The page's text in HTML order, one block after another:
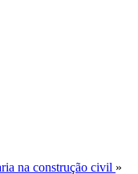
na construção civil »